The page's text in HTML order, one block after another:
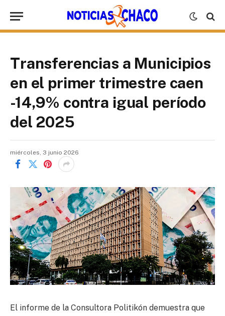
Transferencias a Municipios
en el primer trimestre caen
-14,9% contra igual período
del 2025
miércoles, 3 junio 2026
El informe de la Consultora Politikón demuestra que